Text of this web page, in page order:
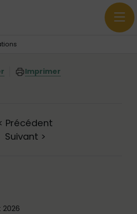
cookies
Imprimer
Précédent
Suivant >
2026